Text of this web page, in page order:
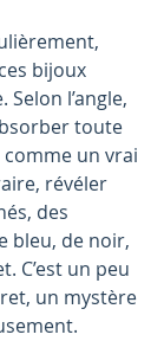
bijoux
l’angle,
toute
comme un vrai
révéler
des
bleu, de noir,
C’est un peu
un mystère